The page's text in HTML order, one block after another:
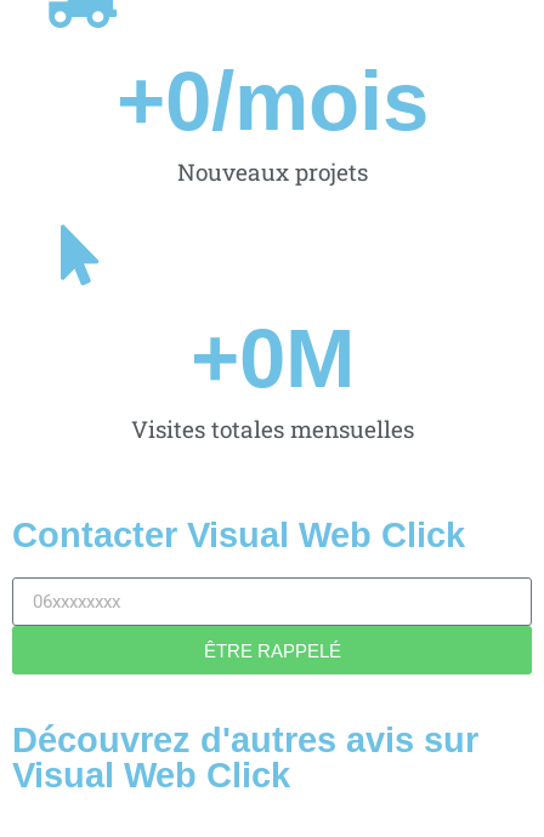
Nouveaux projets
+0/mois
Visites totales mensuelles
+0M
Contacter Visual Web Click
ÊTRE RAPPELÉ
Découvrez d'autres avis sur
Visual Web Click